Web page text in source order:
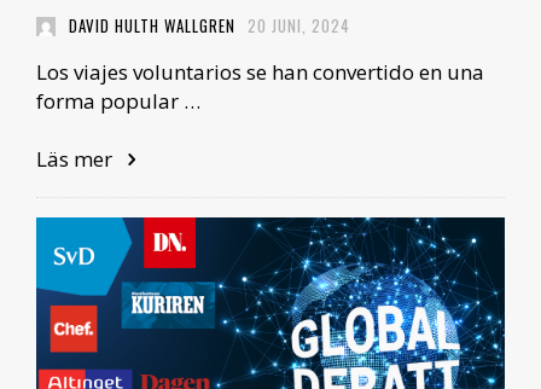
DAVID HULTH WALLGREN 20 JUNI, 2024
Los viajes voluntarios se han convertido en una
forma popular …
Läs mer